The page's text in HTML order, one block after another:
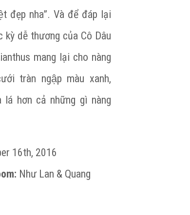
đẹp nha”. Và để đáp lại
kỳ dễ thương của Cô Dâu
mang lại cho nàng
tràn ngập màu xanh,
lá hơn cả những gì nàng
16th, 2016
Như Lan & Quang